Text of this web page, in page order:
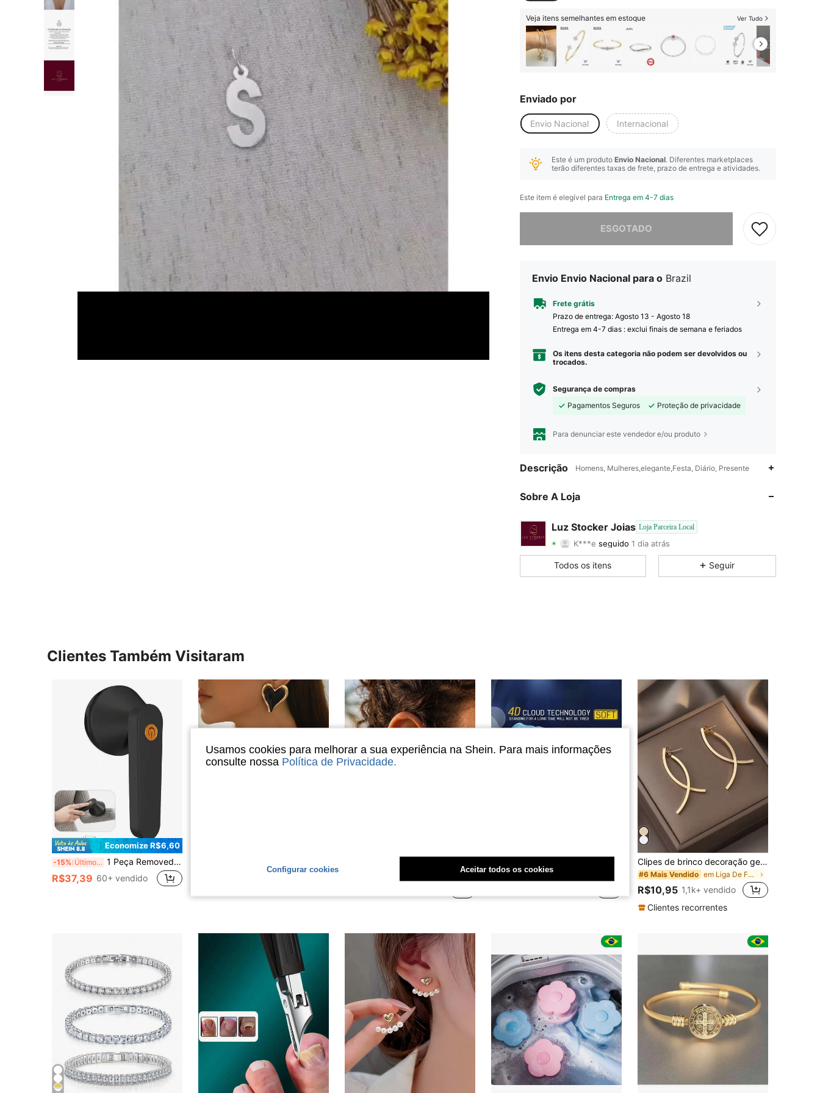
Veja itens semelhantes em estoque Ver Tudo
Enviado por
Envio Nacional Internacional
Este é um produto Envio Nacional. Diferentes marketplaces
terão diferentes taxas de frete, prazo de entrega e atividades.
Este item é elegível para Entrega em 4-7 dias
ESGOTADO
Desculpe, este produto está esgotado.
Envio Envio Nacional para o Brazil
Frete grátis
Prazo de entrega: Agosto 13 - Agosto 18
Entrega em 4-7 dias : exclui finais de semana e feriados
Os itens desta categoria não podem ser devolvidos ou
trocados.
Segurança de compras
Pagamentos Seguros
Proteção de privacidade
Para denunciar este vendedor e/ou produto
Descrição Homens, Mulheres,elegante,Festa, Diário, Presente
Sobre A Loja
Luz Stocker Joias Loja Parceira Local
11 30
K***e seguido 1 dia atrás
4,62 11
30
4,62
4,62
30
Todos os itens Seguir
Clientes Também Visitaram
Economize R$6,60
-15% Últimos 2 dias 1 Peça Removedor de Pelos Elétrico Recarregável Portátil, Remoção Eficiente e Rápida de Fiapos e Bolinhas em Roupas, Móveis e Carpetes (1 Preto)
R$37,39 60+ vendido 1,1k+ vendido em Ouro Algemas de orelha femininas #3 Mais Vendido
Clipes de brinco decoração geométrica
#6 Mais Vendido em Liga De Ferro Brincos Femininos Dangle
R$10,95 1,1k+ vendido
Clientes recorrentes
Usamos cookies para melhorar a sua experiência na Shein. Para mais informações
consulte nossa Política de Privacidade.
Configurar cookies Aceitar todos os cookies